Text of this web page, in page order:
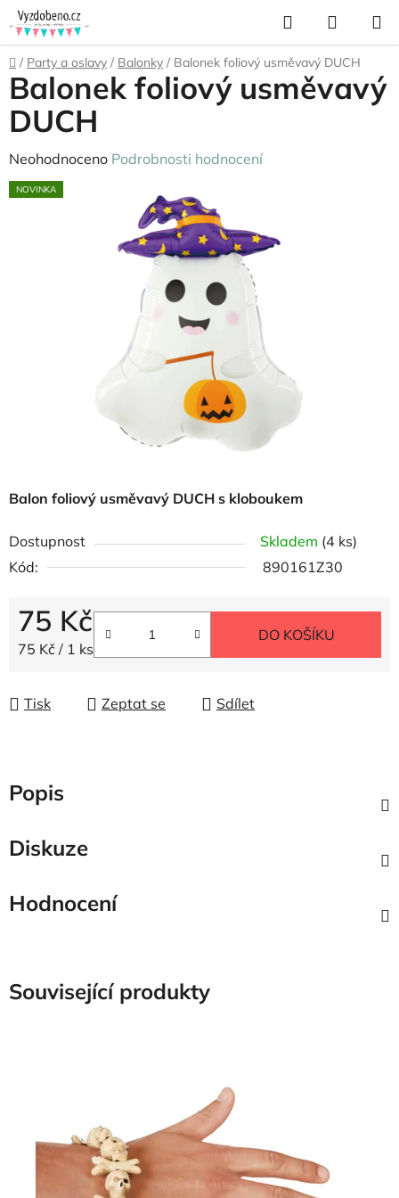
Přejít
na
obsah
Hledat
KOŠÍK
Domů
/ Party a oslavy / Balonky / Balonek foliový usměvavý DUCH
Balon foliový usměvavý DUCH s kloboukem
Dostupnost Skladem (4 ks)
Kód:
890161Z30
75 Kč
Měrná cena:
75 Kč / 1 ks
DO KOŠÍKU
Tisk Zeptat se Sdílet
Balonek foliový usměvavý
DUCH
Průměrné
hodnocení
Neohodnoceno Podrobnosti hodnocení
NOVINKA
Popis
Diskuze
Hodnocení
Související produkty